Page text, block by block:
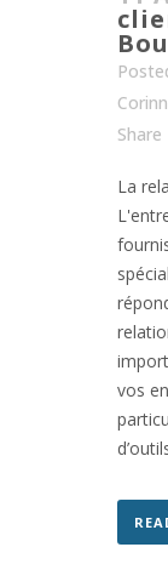
Share
La
vos